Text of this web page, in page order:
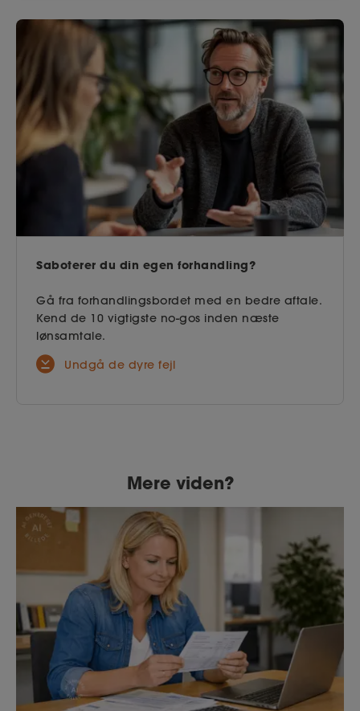
Saboterer du din egen forhandling?
Gå fra forhandlingsbordet med en bedre aftale.
Kend de 10 vigtigste no-gos inden næste
lønsamtale.
Undgå de dyre fejl
Mere viden?